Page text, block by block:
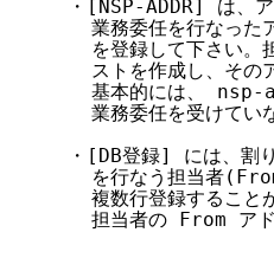
・[NSP-ADDR] は、
業務委任を行なった
を登録して下さい。
ストを作成し、その
基本的には、 nsp-
業務委任を受けてい
・[DB登録] には、割
を行なう担当者
複数行登録すること
担当者の From アド